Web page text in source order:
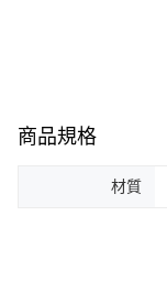
商品規格
材質